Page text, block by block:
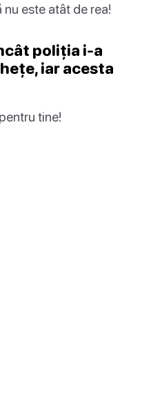
este atât de rea!
poliția i-a
iar acesta
tine!